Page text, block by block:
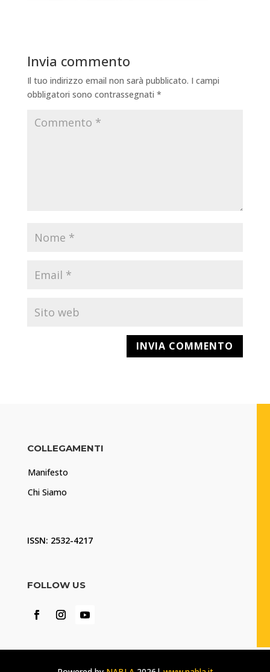
Invia commento
Il tuo indirizzo email non sarà pubblicato. I campi
obbligatori sono contrassegnati *
COLLEGAMENTI
Manifesto
Chi Siamo
ISSN: 2532-4217
FOLLOW US